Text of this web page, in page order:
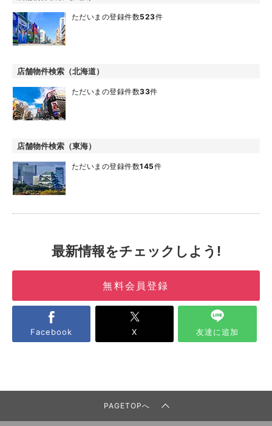
ただいまの登録件数523件
店舗物件検索（北海道）
ただいまの登録件数33件
店舗物件検索（東海）
ただいまの登録件数145件
最新情報をチェックしよう!
無料会員登録
Facebook X 友達に追加
PAGETOPへ